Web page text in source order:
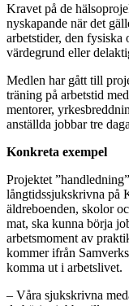
Kravet på de
nyskapande när det
arbetstider, den
värdegrund eller
Medlen har gått till
träning på arbetstid
mentorer,
anställda jobbar tre
Konkreta exempel
Projektet
långtidssjukskrivna på
äldreboenden, skolor
mat, ska kunna börja
arbetsmoment av
kommer ifrån
komma ut i arbetslivet.
– Våra sjukskrivna